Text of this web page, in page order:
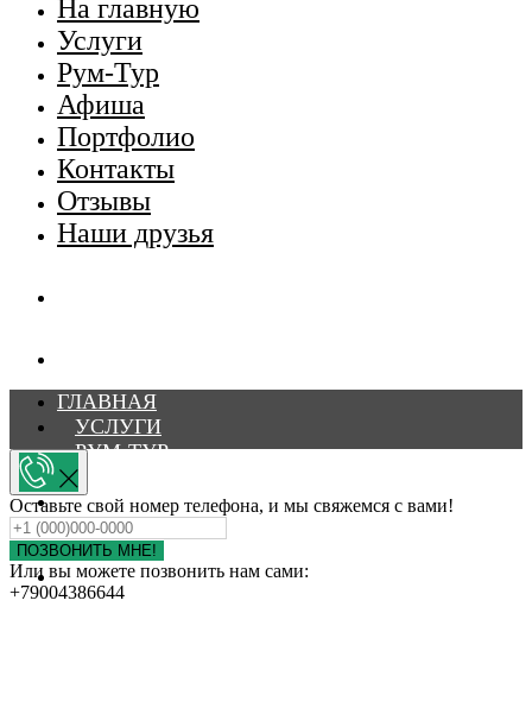
На главную
Услуги
Рум-Тур
Афиша
Портфолио
Контакты
Отзывы
Наши друзья
ГЛАВНАЯ
УСЛУГИ
РУМ-ТУР
АФИША
ПОРТФОЛИО
КОНТАКТЫ
ОТЗЫВЫ
НАШИ ДРУЗЬЯ
Оставьте свой номер телефона, и мы свяжемся с вами!
ПОЗВОНИТЬ МНЕ!
Или вы можете позвонить нам сами:
+79004386644